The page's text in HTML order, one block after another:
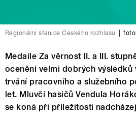
Regionální stanice Českého rozhlasu
Medaile Za věrnost II. a III.
ocenění velmi dobrých výsledků
trvání pracovního a služebního
let. Mluvčí hasičů Vendula
se koná při příležitosti